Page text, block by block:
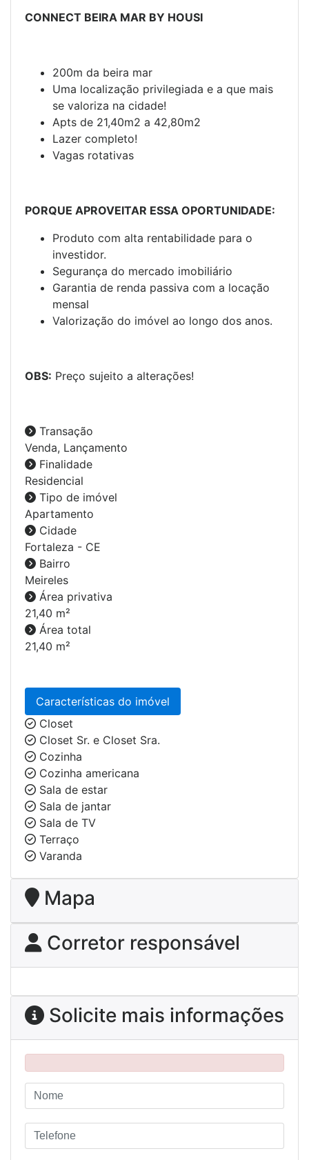
CONNECT BEIRA MAR BY HOUSI
200m da beira mar
Uma localização privilegiada e a que mais
se valoriza na cidade!
Apts de 21,40m2 a 42,80m2
Lazer completo!
Vagas rotativas
PORQUE APROVEITAR ESSA OPORTUNIDADE:
Produto com alta rentabilidade para o
investidor.
Segurança do mercado imobiliário
Garantia de renda passiva com a locação
mensal
Valorização do imóvel ao longo dos anos.
OBS: Preço sujeito a alterações!
Transação
Venda, Lançamento
Finalidade
Residencial
Tipo de imóvel
Apartamento
Cidade
Fortaleza - CE
Bairro
Meireles
Área privativa
21,40 m²
Área total
21,40 m²
Características do imóvel
Closet
Closet Sr. e Closet Sra.
Cozinha
Cozinha americana
Sala de estar
Sala de jantar
Sala de TV
Terraço
Varanda
Mapa
Corretor responsável
Solicite mais informações